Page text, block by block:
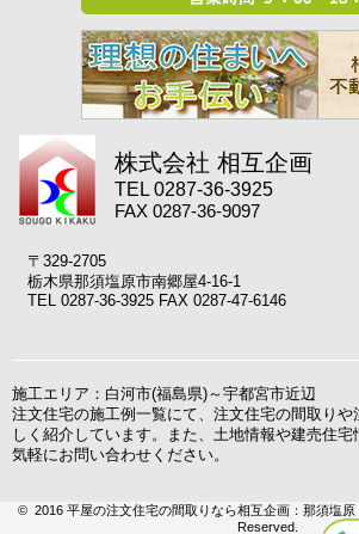
株式会社 相互企画
TEL 0287-36-3925
FAX 0287-36-9097
〒329-2705
栃木県那須塩原市南郷屋4-16-1
TEL 0287-36-3925 FAX 0287-47-6146
施工エリア：白河市(福島県)～宇都宮市近辺
注文住宅の施工例一覧にて、注文住宅の間取り
しく紹介しています。また、土地情報や建売住宅
気軽にお問い合わせください。
© 2016 平屋の注文住宅の間取りなら相互企画：那須塩原
Reserved.